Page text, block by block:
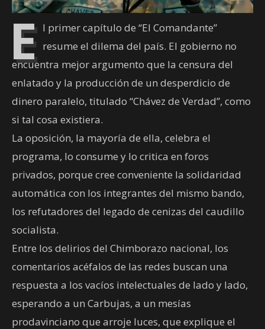
E l primer capítulo de “El Comandante”
resume el dilema del país. El gobierno no
encuentra mejor argumento que la censura del
enlatado y la producción de un desperdicio de
dinero paralelo, titulado “Chávez de Verdad”, como
si tal cosa existiera.
La oposición, la mayoría de ella, celebra el
programa, lo consume y lo critica en foros
privados, porque cree conveniente la solidaridad
automática con los integrantes del mismo bando,
los refutadores del legado de cenizas del caudillo
socialista.
Entre los delirios del Chimborazo nacional, los
comentarios acéfalos de las redes buscan una
respuesta a los vacíos intelectuales de lado y lado,
esperando a un Carbujas, a un mesías
prodavinciano que arroje luces, que explique el